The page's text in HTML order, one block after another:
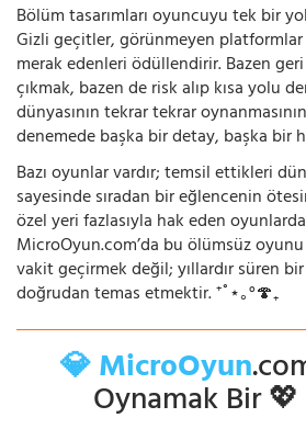
Bölüm tasarımları oyuncuyu tek bir
Gizli geçitler, görünmeyen
merak edenleri ödüllendirir. Bazen
çıkmak, bazen de risk alıp kısa yolu
dünyasının tekrar tekrar
denemede başka bir detay, başka bir
Bazı oyunlar vardır; temsil ettikleri
sayesinde sıradan bir eğlencenin
özel yeri fazlasıyla hak eden
MicroOyun.com’da bu ölümsüz oyunu
vakit geçirmek değil; yıllardır süren
doğrudan temas etmektir. ⁺˚⋆｡°🍄₊
💎 MicroOyun
Oynamak Bir 💖